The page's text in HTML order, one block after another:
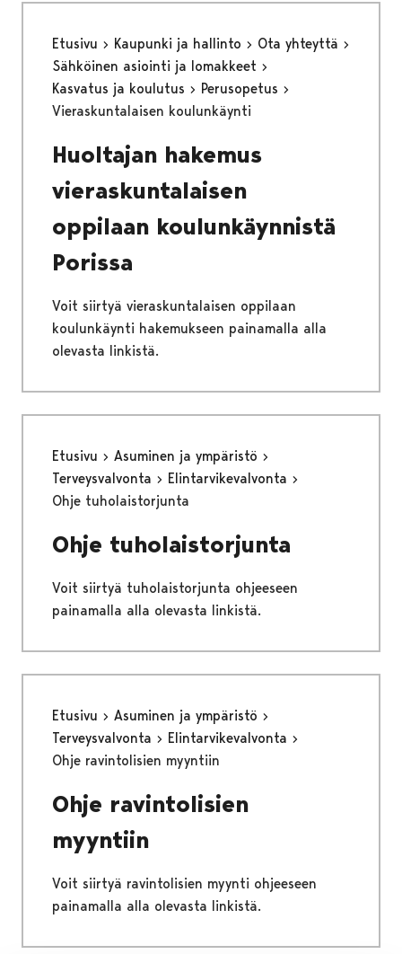
Etusivu Kaupunki ja hallinto
Ota yhteyttä
Sähköinen asiointi ja lomakkeet
Kasvatus ja koulutus
Perusopetus
Vieraskuntalaisen koulunkäynti
Huoltajan hakemus
vieraskuntalaisen
oppilaan koulunkäynnistä
Porissa
Voit siirtyä vieraskuntalaisen oppilaan
koulunkäynti hakemukseen painamalla alla
olevasta linkistä.
Etusivu
Asuminen ja ympäristö
Terveysvalvonta
Elintarvikevalvonta
Ohje tuholaistorjunta
Ohje tuholaistorjunta
Voit siirtyä tuholaistorjunta ohjeeseen
painamalla alla olevasta linkistä.
Etusivu
Asuminen ja ympäristö
Terveysvalvonta
Elintarvikevalvonta
Ohje ravintolisien myyntiin
Ohje ravintolisien
myyntiin
Voit siirtyä ravintolisien myynti ohjeeseen
painamalla alla olevasta linkistä.